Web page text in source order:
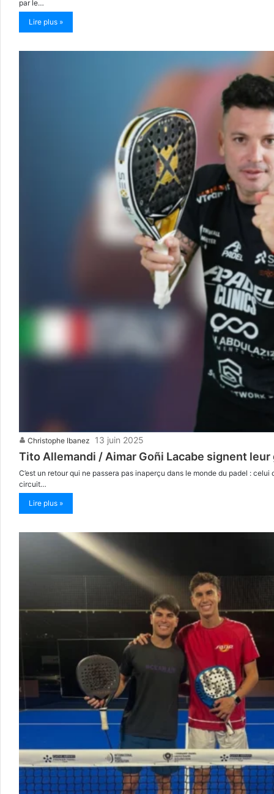
par le…
Lire plus »
Christophe Ibanez 13 juin 2025
Tito Allemandi / Aimar Goñi Lacabe signent
C’est un retour qui ne passera pas inaperçu dans le monde du padel :
circuit…
Lire plus »